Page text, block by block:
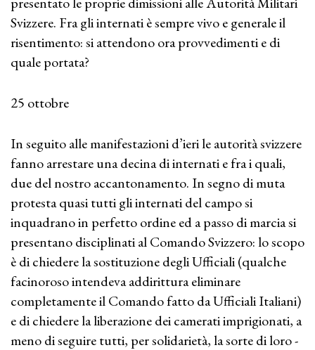
Svizzere. Fra gli internati è sempre vivo e generale il
risentimento: si attendono ora provvedimenti e di
quale portata?
25 ottobre
In seguito alle manifestazioni d’ieri le autorità svizzere
fanno arrestare una decina di internati e fra i quali,
due del nostro accantonamento. In segno di muta
protesta quasi tutti gli internati del campo si
inquadrano in perfetto ordine ed a passo di marcia si
presentano disciplinati al Comando Svizzero: lo scopo
è di chiedere la sostituzione degli Ufficiali (qualche
facinoroso intendeva addirittura eliminare
completamente il Comando fatto da Ufficiali Italiani)
e di chiedere la liberazione dei camerati imprigionati, a
meno di seguire tutti, per solidarietà, la sorte di loro -